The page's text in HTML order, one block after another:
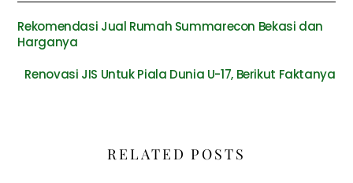
Rekomendasi Jual Rumah Summarecon Bekasi dan
Harganya
Renovasi JIS Untuk Piala Dunia U-17, Berikut Faktanya
RELATED POSTS